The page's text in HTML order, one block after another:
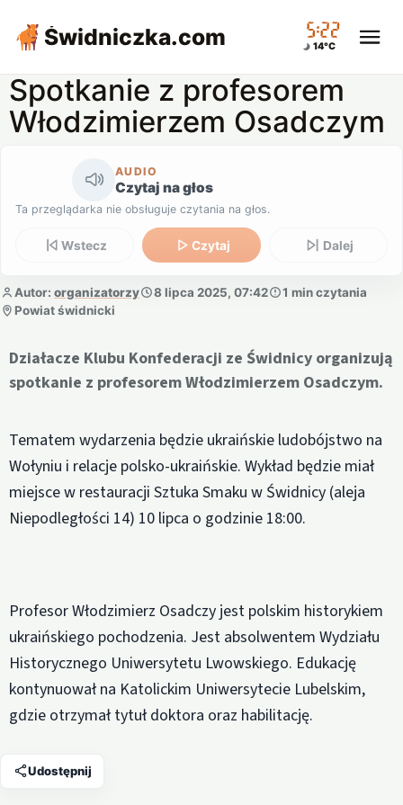
Świdniczka.com 05:22
14°C
Spotkanie z profesorem
Włodzimierzem Osadczym
AUDIO
Czytaj na głos
Ta przeglądarka nie obsługuje czytania na głos.
Wstecz Czytaj Dalej
Autor: organizatorzy 8 lipca 2025, 07:42
1 min czytania
Powiat świdnicki
Działacze Klubu Konfederacji ze Świdnicy organizują
spotkanie z profesorem Włodzimierzem Osadczym.
Tematem wydarzenia będzie ukraińskie ludobójstwo na
Wołyniu i relacje polsko-ukraińskie. Wykład będzie miał
miejsce w restauracji Sztuka Smaku w Świdnicy (aleja
Niepodległości 14) 10 lipca o godzinie 18:00.
Profesor Włodzimierz Osadczy jest polskim historykiem
ukraińskiego pochodzenia. Jest absolwentem Wydziału
Historycznego Uniwersytetu Lwowskiego. Edukację
kontynuował na Katolickim Uniwersytecie Lubelskim,
gdzie otrzymał tytuł doktora oraz habilitację.
Udostępnij